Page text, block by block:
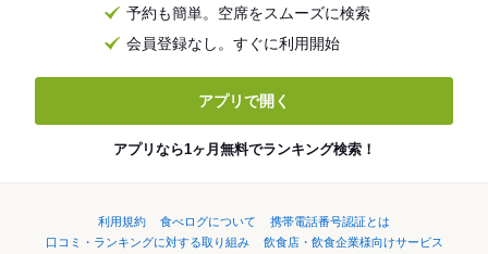
予約も簡単。空席をスムーズに検索
会員登録なし。すぐに利用開始
アプリで開く
アプリなら1ヶ月無料でランキング検索！
利用規約 食べログについて
携帯電話番号認証とは
口コミ・ランキングに対する取り組み
飲食店・飲食企業様向けサービス